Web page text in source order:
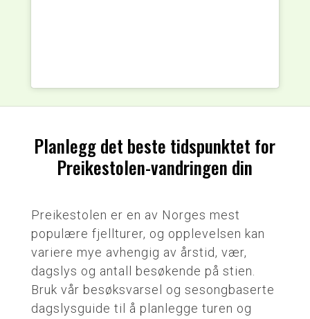
Planlegg det beste tidspunktet for
Preikestolen-vandringen din
Preikestolen er en av Norges mest
populære fjellturer, og opplevelsen kan
variere mye avhengig av årstid, vær,
dagslys og antall besøkende på stien.
Bruk vår besøksvarsel og sesongbaserte
dagslysguide til å planlegge turen og